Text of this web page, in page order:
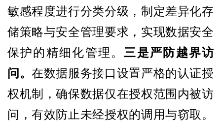
敏感程度进行分类分级，制定差异化存
储策略与安全管理要求，实现数据安全
保护的精细化管理。三是严防越界访
问。在数据服务接口设置严格的认证授
权机制，确保数据仅在授权范围内被访
问，有效防止未经授权的调用与窃取。